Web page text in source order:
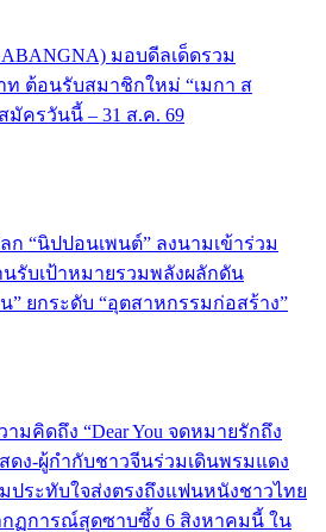
มอบดีลเด็ดรวม
ท ต้อนรับสมาชิกใหม่ “เมกา ส
มัครวันนี้ – 31 ส.ค. 69
ก “นิปปอนเพนต์” ลงนามเข้าร่วม
นรับเป้าหมายรวมพลังผลักดัน
” ยกระดับ “อุตสาหกรรมก่อสร้าง”
มคิดถึง “Dear You จดหมายรักถึง
ง-ผู้กำกับชาวจีนร่วมเดินพรมแดง
ประทับใจส่งตรงถึงแฟนหนังชาวไทย
ฏการณ์สุดซาบซึ้ง 6 สิงหาคมนี้ ใน